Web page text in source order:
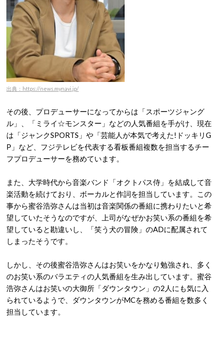
出典：https://news.mynavi.jp/
その後、プロデューサーになってからは「スポーツジャング
ル」、「ミライ☆モンスター」などの人気番組を手がけ、現在
は「ジャンクSPORTS」や「芸能人が本気で考えた!ドッキリG
P」など、フジテレビを代表する看板番組複数を担当するチー
フプロデューサーを務めています。
また、大学時代から音楽バンド「オクトパス侍」を結成して音
楽活動を続けており、ボーカルと作詞を担当しています。この
事から蜜谷浩弥さんは当初は音楽関係の番組に携わりたいと希
望していたそうなのですが、上司がなぜかお笑い系の番組を希
望していると勘違いし、「笑う犬の冒険」のADに配属されて
しまったそうです。
しかし、その後蜜谷浩弥さんはお笑いをかなり勉強され、多く
のお笑い系のバラエティの人気番組を生み出しています。蜜谷
浩弥さんはお笑いの大御所「ダウンタウン」の2人にも気に入
られているようで、ダウンタウンがMCを務める番組を数多く
担当しています。